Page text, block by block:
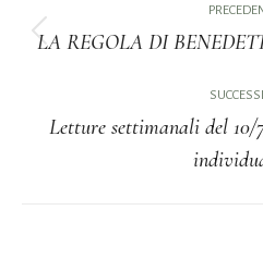
tra
post
LA REGOLA DI
Letture settimanali del 10/